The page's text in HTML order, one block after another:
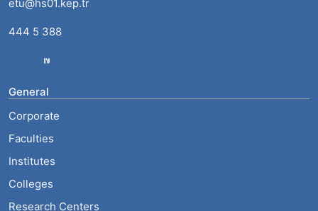
etu@hs01.kep.tr
444 5 388
General
Corporate
Faculties
Institutes
Colleges
Research Centers